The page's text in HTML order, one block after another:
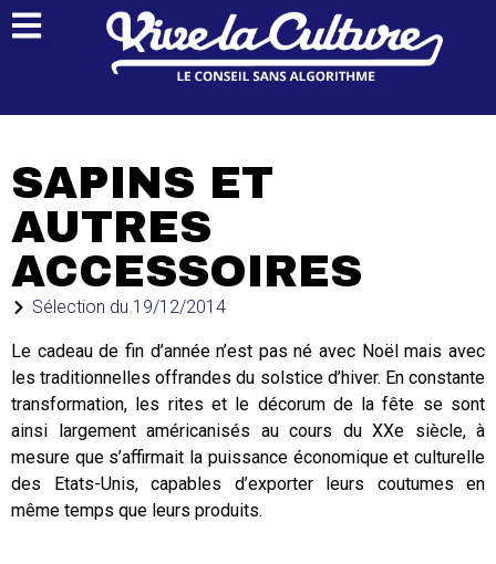
SAPINS ET
AUTRES
ACCESSOIRES
Sélection du 19/12/2014
Le cadeau de fin d’année n’est pas né avec Noël mais avec
les traditionnelles offrandes du solstice d’hiver. En constante
transformation, les rites et le décorum de la fête se sont
ainsi largement américanisés au cours du XXe siècle, à
mesure que s’affirmait la puissance économique et culturelle
des Etats-Unis, capables d’exporter leurs coutumes en
même temps que leurs produits.